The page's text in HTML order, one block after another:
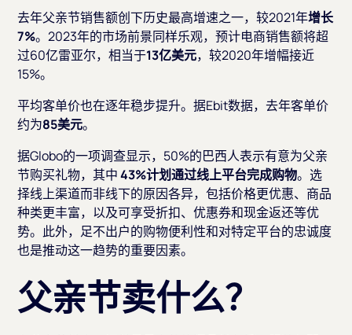
去年父亲节销售额创下历史最高增速之一，较2021年增长
7%。2023年的市场前景同样乐观，预计电商销售额将超
过60亿雷亚尔，相当于13亿美元，较2020年增幅接近
15%。
平均客单价也在逐年稳步提升。据Ebit数据，去年客单价
约为85美元。
据Globo的一项调查显示，50%的巴西人表示有意为父亲
节购买礼物，其中43%计划通过线上平台完成购物。选
择线上渠道而非线下的原因各异，包括价格更优惠、商品
种类更丰富，以及可享受折扣、优惠券和现金返还等优
势。此外，足不出户的购物便利性和对特定平台的忠诚度
也是推动这一趋势的重要因素。
父亲节卖什么？